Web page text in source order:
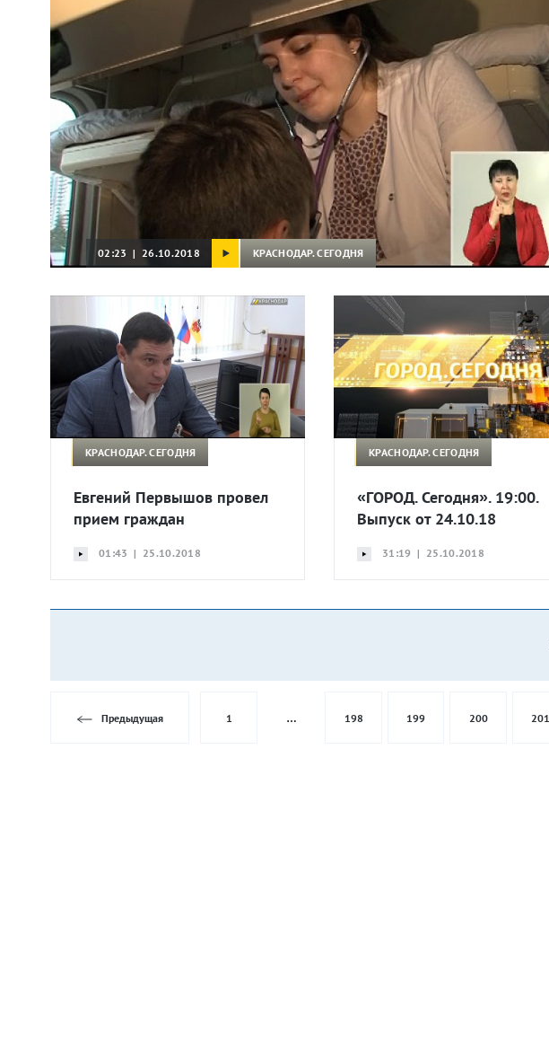
02:23 | 26.10.2018 КРАСНОДАР. СЕГОДНЯ
КРАСНОДАР. СЕГОДНЯ
Евгений Первышов провел
прием граждан
01:43 | 25.10.2018
КРАСНОДАР. СЕГОДНЯ
«ГОРОД. Сегодня». 19:00.
Выпуск от 24.10.18
31:19 | 25.10.2018
Предыдущая 1 … 198 199 200 201